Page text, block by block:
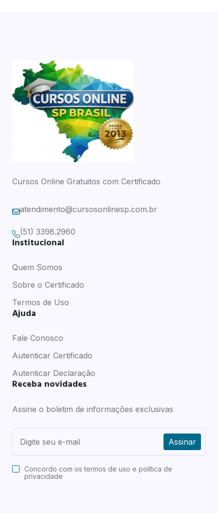
Cursos Online Gratuitos com Certificado
atendimento@cursosonlinesp.com.br
(51) 3398.2960
Institucional
Quem Somos
Sobre o Certificado
Termos de Uso
Ajuda
Fale Conosco
Autenticar Certificado
Autenticar Declaração
Receba novidades
Assine o boletim de informações exclusivas
Assinar
Concordo com ostermos de uso e política de
privacidade